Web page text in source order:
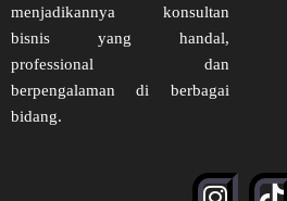
menjadikannya konsultan
bisnis yang handal,
professional dan
berpengalaman di berbagai
bidang.